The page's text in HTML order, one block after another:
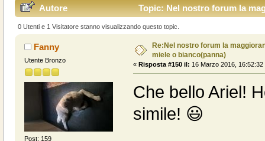
Autore
Topic: Nel nostro forum la
volte)
0 Utenti e 1 Visitatore stanno visualizzando questo topic.
Fanny
Utente Bronzo
Post: 159
Re:Nel nostro forum la
miele o bianco(panna)
« Risposta #150 il: 16 Marzo 2016, 16:52:32
Che bello Ariel!
simile! 😃